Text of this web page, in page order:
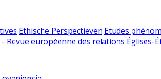
Ethische Perspectieven Etudes
Revue européenne des relations Églises-